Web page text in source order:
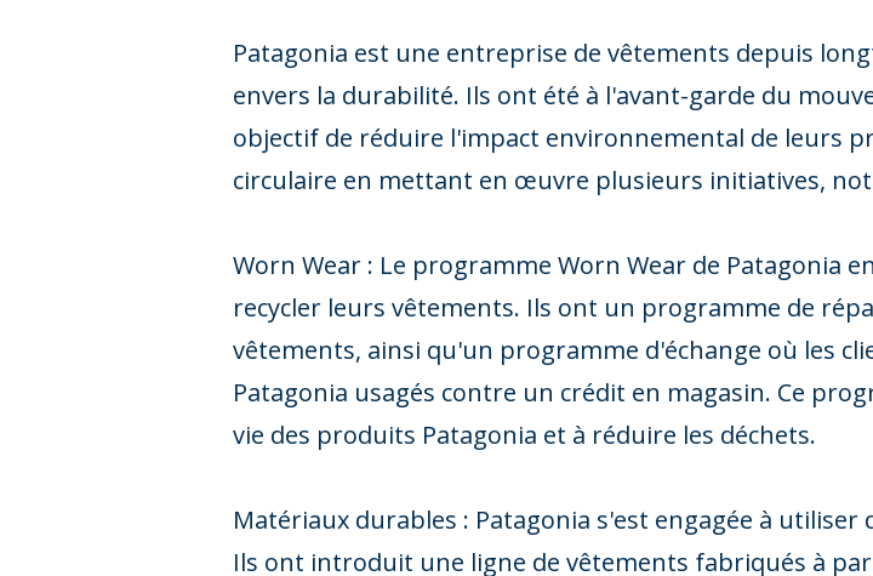
Patagonia est une entreprise de vêtements depuis
envers la durabilité. Ils ont été à l'avant-garde du
objectif de réduire l'impact environnemental de leurs
circulaire en mettant en œuvre plusieurs initiatives,
Worn Wear : Le programme Worn Wear de Patagonia
recycler leurs vêtements. Ils ont un programme de
vêtements, ainsi qu'un programme d'échange où les
Patagonia usagés contre un crédit en magasin. Ce
vie des produits Patagonia et à réduire les déchets.
Matériaux durables : Patagonia s'est engagée à
Ils ont introduit une ligne de vêtements fabriqués à